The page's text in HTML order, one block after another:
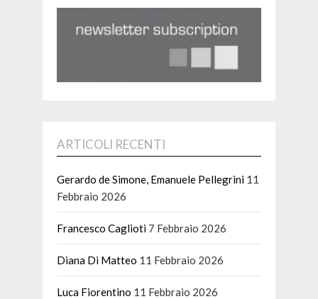
ARTICOLI RECENTI
Gerardo de Simone, Emanuele Pellegrini 11
Febbraio 2026
Francesco Caglioti 7 Febbraio 2026
Diana Di Matteo 11 Febbraio 2026
Luca Fiorentino 11 Febbraio 2026